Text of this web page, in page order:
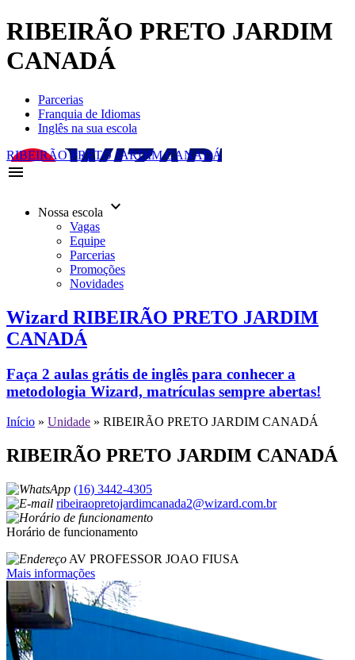
RIBEIRÃO PRETO JARDIM
CANADÁ
Parcerias
Franquia de Idiomas
Inglês na sua escola
RIBEIRÃO PRETO JARDIM CANADÁ
menu
Nossa escola keyboard_arrow_down
Vagas
Equipe
Parcerias
Promoções
Novidades
Wizard RIBEIRÃO PRETO JARDIM
CANADÁ
Faça 2 aulas grátis de inglês para conhecer a
metodologia Wizard, matrículas sempre abertas!
Início » Unidade » RIBEIRÃO PRETO JARDIM CANADÁ
RIBEIRÃO PRETO JARDIM CANADÁ
(16) 3442-4305
ribeiraopretojardimcanada2@wizard.com.br
Horário de funcionamento
AV PROFESSOR JOAO FIUSA
Mais informações